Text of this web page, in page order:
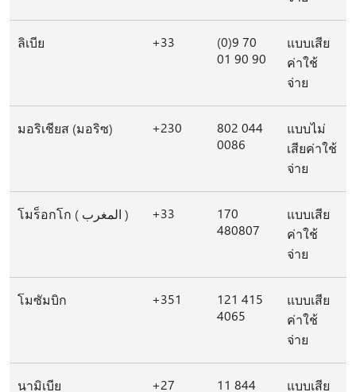
ลิเบีย +33
(0)9 70
01 90 90
แบบเสีย
ค่าใช้
จ่าย
มอริเชียส (มอริซ) +230
802 044
0086
แบบไม่
เสียค่าใช้
จ่าย
โมร็อกโก ( المغرب ) +33
170
480807
แบบเสีย
ค่าใช้
จ่าย
โมซัมบิก +351
121 415
4065
แบบเสีย
ค่าใช้
จ่าย
นามิเบีย +27 11 844 แบบเสีย